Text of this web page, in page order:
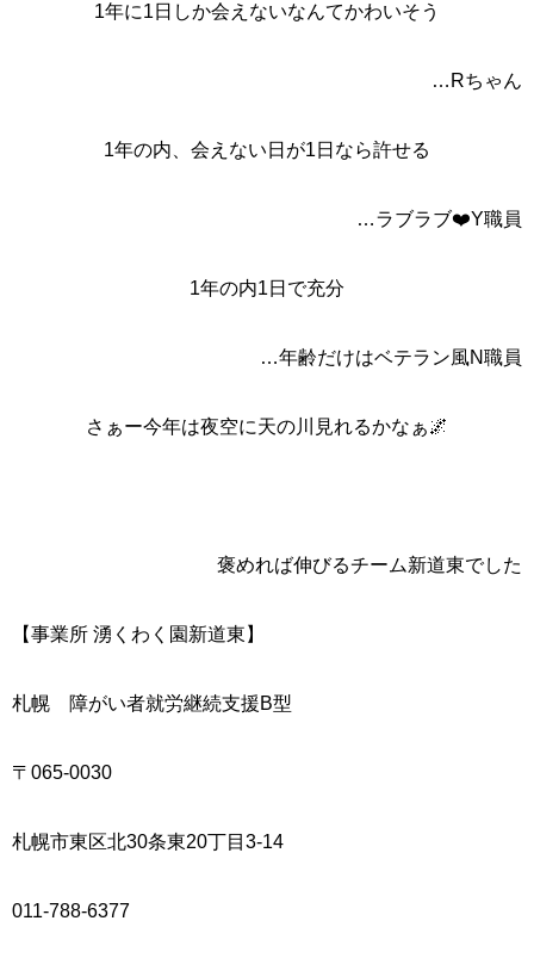
1年に1日しか会えないなんてかわいそう
…Rちゃん
1年の内、会えない日が1日なら許せる
…ラブラブ❤️Y職員
1年の内1日で充分
…年齢だけはベテラン風N職員
さぁー今年は夜空に天の川見れるかなぁ🌌
褒めれば伸びるチーム新道東でした
【事業所 湧くわく園新道東】
札幌 障がい者就労継続支援B型
〒 065-0030
札幌市東区北30条東20丁目 3-14
011-788-6377